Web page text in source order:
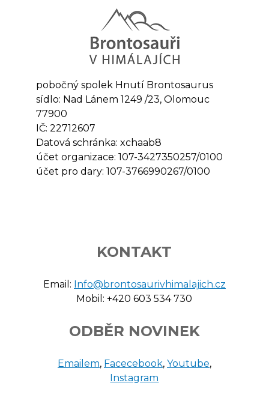
pobočný spolek Hnutí Brontosaurus
sídlo: Nad Lánem 1249 /23, Olomouc
77900
IČ: 22712607
Datová schránka: xchaab8
účet organizace: 107-3427350257/0100
účet pro dary: 107-3766990267/0100
KONTAKT
Email: Info@brontosaurivhimalajich.cz
Mobil: +420 603 534 730
ODBĚR NOVINEK
Emailem, Facecebook, Youtube,
Instagram